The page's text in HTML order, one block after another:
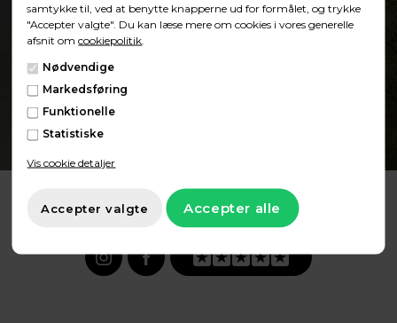
samtykke til, ved at benytte knapperne ud for formålet, og trykke
"Accepter valgte". Du kan læse mere om cookies i vores generelle
afsnit omcookiepolitik
Nødvendige
Markedsføring
Funktionelle
Statistiske
Vis cookie detaljer
Carqon & Babboe